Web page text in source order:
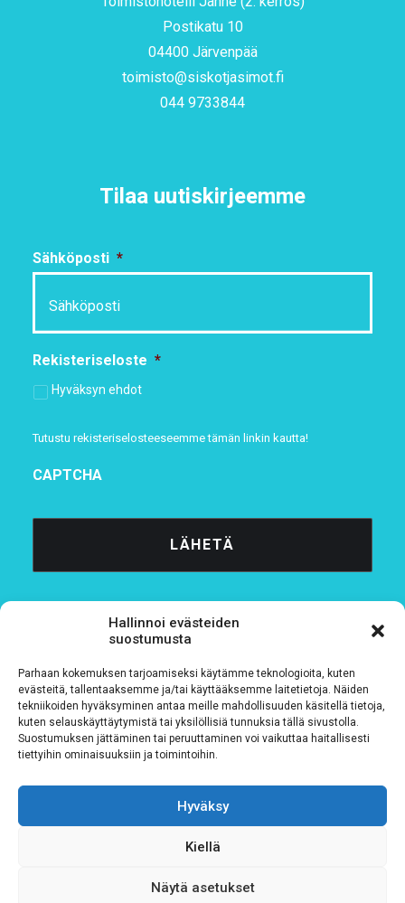
Hallinnoi evästeiden
suostumusta
Parhaan kokemuksen tarjoamiseksi käytämme teknologioita, kuten
evästeitä, tallentaaksemme ja/tai käyttääksemme laitetietoja. Näiden
tekniikoiden hyväksyminen antaa meille mahdollisuuden käsitellä tietoja,
kuten selauskäyttäytymistä tai yksilöllisiä tunnuksia tällä sivustolla.
Suostumuksen jättäminen tai peruuttaminen voi vaikuttaa haitallisesti
tiettyihin ominaisuuksiin ja toimintoihin.
Hyväksy
Kiellä
Näytä asetukset
Postikatu 10
04400 Järvenpää
toimisto@siskotjasimot.fi
044 9733844
Tilaa uutiskirjeemme
Sähköposti *
Rekisteriseloste *
Hyväksyn ehdot
Tutustu rekisteriselosteeseemmetämän linkin kautta!
CAPTCHA
Tietosuojaseloste
Verkkolaskutustiedot